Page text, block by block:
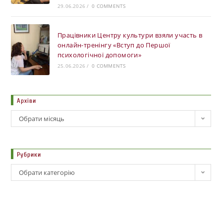
29.06.2026 / 0 COMMENTS
Працівники Центру культури взяли участь в
онлайн-тренінгу «Вступ до Першої
психологічної допомоги»
25.06.2026 / 0 COMMENTS
Архіви
Обрати місяць
Рубрики
Обрати категорію